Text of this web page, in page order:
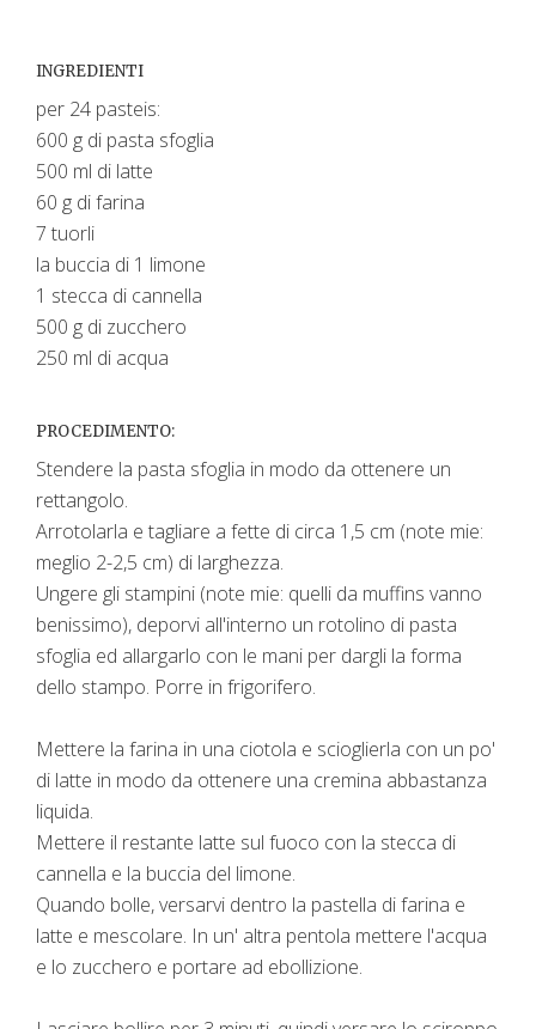
INGREDIENTI
per 24 pasteis:
600 g di pasta sfoglia
500 ml di latte
60 g di farina
7 tuorli
la buccia di 1 limone
1 stecca di cannella
500 g di zucchero
250 ml di acqua
PROCEDIMENTO:
Stendere la pasta sfoglia in modo da ottenere un
rettangolo.
Arrotolarla e tagliare a fette di circa 1,5 cm (note mie:
meglio 2-2,5 cm) di larghezza.
Ungere gli stampini (note mie: quelli da muffins vanno
benissimo), deporvi all'interno un rotolino di pasta
sfoglia ed allargarlo con le mani per dargli la forma
dello stampo. Porre in frigorifero.
Mettere la farina in una ciotola e scioglierla con un po'
di latte in modo da ottenere una cremina abbastanza
liquida.
Mettere il restante latte sul fuoco con la stecca di
cannella e la buccia del limone.
Quando bolle, versarvi dentro la pastella di farina e
latte e mescolare. In un' altra pentola mettere l'acqua
e lo zucchero e portare ad ebollizione.